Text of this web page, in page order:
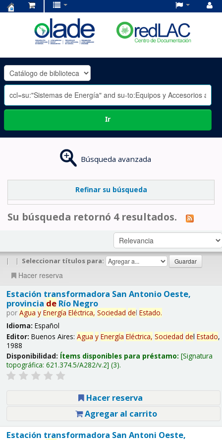
OLADE
-
Ir
Búsqueda avanzada
Refinar su búsqueda
Su búsqueda retornó 4 resultados.
| | Seleccionar títulos para:
Hacer reserva
Estación transformadora San Antonio Oeste,
provincia deRío Negro
por Agua y Energía Eléctrica, Sociedad del Estado.
Idioma: Español
Editor: Buenos Aires: Agua y Energía Eléctrica, Sociedad del Estado,
1988
Disponibilidad: Ítems disponibles para préstamo: Signatura
topográfica: 621.374.5/A282/v.2 (3).
Hacer reserva
Agregar al carrito
Estación transformadora San Antoni Oeste,